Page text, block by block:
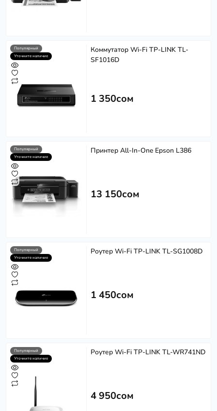
Популярный
Уточните наличие
Коммутатор Wi-Fi TP-LINK TL-
SF1016D
1 350сом
Популярный
Уточните наличие
Принтер All-In-One Epson L386
13 150сом
Популярный
Уточните наличие
Роутер Wi-Fi TP-LINK TL-SG1008D
1 450сом
Популярный
Уточните наличие
Роутер Wi-Fi TP-LINK TL-WR741ND
4 950сом